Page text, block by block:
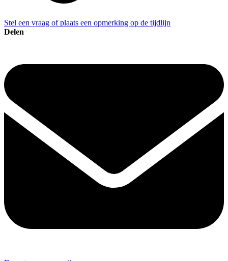
Stel een vraag of plaats een opmerking op de tijdlijn
Delen